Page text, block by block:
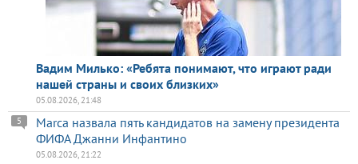
Вадим Милько: «Ребята понимают, что играют ради
нашей страны и своих близких»
05.08.2026, 21:48
Marca назвала пять кандидатов на замену президента
ФИФА Джанни Инфантино
5
05.08.2026, 21:22